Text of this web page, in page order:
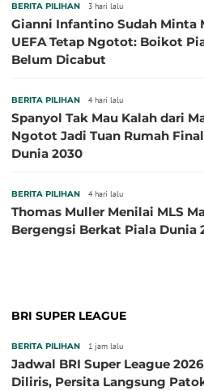
BERITA PILIHAN 3 hari lalu
Gianni Infantino Sudah Minta
UEFA Tetap Ngotot: Boikot
Belum Dicabut
BERITA PILIHAN 4 hari lalu
Spanyol Tak Mau Kalah dari
Ngotot Jadi Tuan Rumah
Dunia 2030
BERITA PILIHAN 4 hari lalu
Thomas Muller Menilai MLS
Bergengsi Berkat Piala Dunia
BRI SUPER LEAGUE
BERITA PILIHAN 1 jam lalu
Jadwal BRI Super League
Diliris, Persita Langsung